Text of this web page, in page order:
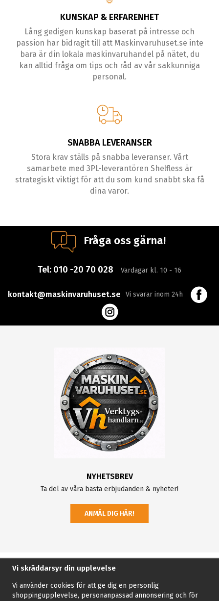
KUNSKAP & ERFARENHET
Lång gedigen kunskap baserat på intresse och
passion har bidragit till att Maskinvaruhuset.se inte
bara är din lokala maskinvaruhandel på nätet, du
kan alltid fråga om tips och råd av vår sakkunniga
personal.
SNABBA LEVERANSER
Stora krav ställs på snabba leveranser. Vårt
samarbete med 3PL-leverantören Shelfless är
strategiskt viktigt för att du som kund snabbt ska få
dina varor.
Fråga oss gärna!
Tel: 010 -20 70 028 Vardagar kl. 10 - 16
kontakt@maskinvaruhuset.se Vi svarar inom 24h
NYHETSBREV
Ta del av våra bästa erbjudanden & nyheter!
ANMÄL DIG HÄR!
Vi skräddarsyr din upplevelse
Vi använder cookies för att ge dig en personlig
shoppingupplevelse, personanpassad annonsering och för